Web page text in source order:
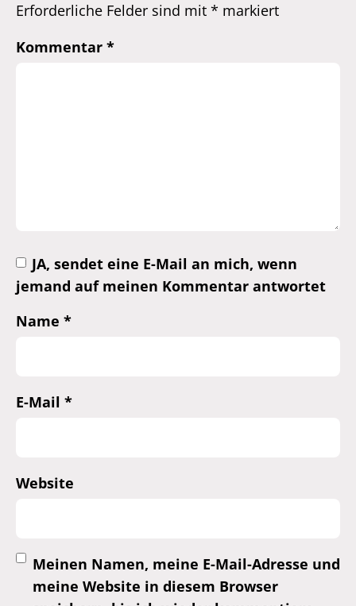
Erforderliche Felder sind mit * markiert
Kommentar *
JA, sendet eine E-Mail an mich, wenn
jemand auf meinen Kommentar antwortet
Name *
E-Mail *
Website
Meinen Namen, meine E-Mail-Adresse und
meine Website in diesem Browser